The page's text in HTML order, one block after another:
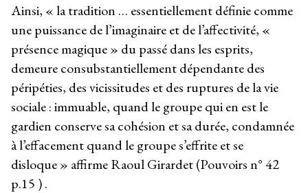
Ainsi, « la tradition … essentiellement définie comme
une puissance de l’imaginaire et de l’affectivité, «
présence magique » du passé dans les esprits,
demeure consubstantiellement dépendante des
péripéties, des vicissitudes et des ruptures de la vie
sociale : immuable, quand le groupe qui en est le
gardien conserve sa cohésion et sa durée, condamnée
à l’effacement quand le groupe s’effrite et se
disloque » affirme Raoul Girardet (Pouvoirs n° 42
p.15 ) .